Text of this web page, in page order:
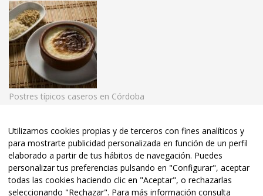
Postres típicos caseros en Córdoba
© 2020 El Rincón de las Beatillas. | Tel: 957 48 33 36• Córdoba
•
Aviso Legal• Política de Privacidad• Diseño y Posicionamiento
Utilizamos cookies propias y de terceros con fines analíticos y
para mostrarte publicidad personalizada en función de un perfil
elaborado a partir de tus hábitos de navegación. Puedes
personalizar tus preferencias pulsando en "Configurar", aceptar
todas las cookies haciendo clic en "Aceptar", o rechazarlas
seleccionando "Rechazar". Para más información consulta